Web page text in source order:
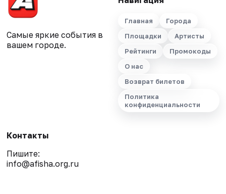
Самые яркие события в
вашем городе.
Главная
Города
Площадки
Артисты
Рейтинги
Промокоды
О нас
Возврат билетов
Политика
конфиденциальности
Контакты
Пишите:
info@afisha.org.ru